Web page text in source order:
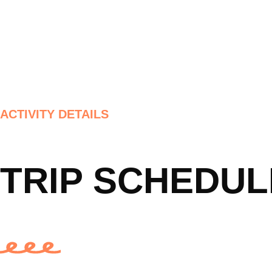
ACTIVITY DETAILS
TRIP